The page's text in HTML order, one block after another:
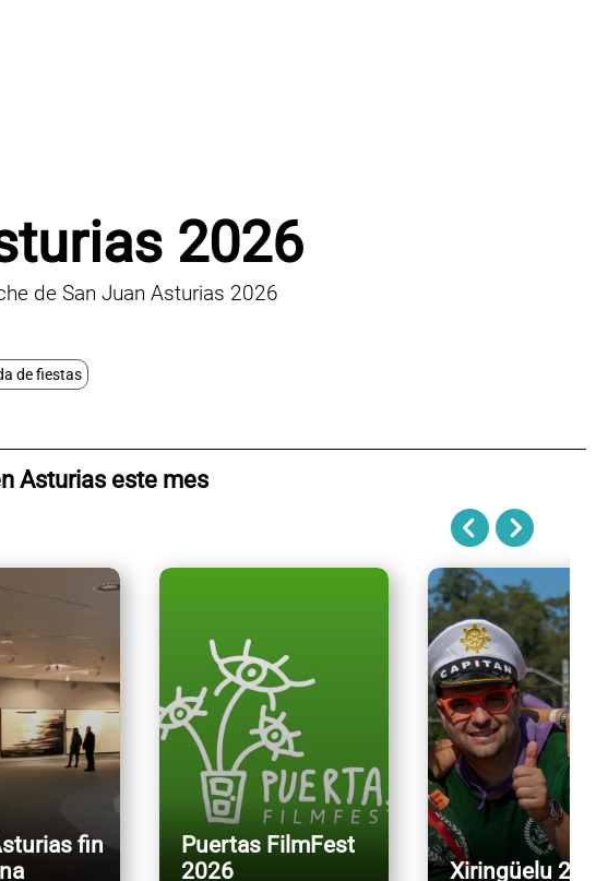
2026
de San Juan Asturias 2026
de fiestas
Asturias este mes
fin
Puertas FilmFest
2026
Xiringüelu